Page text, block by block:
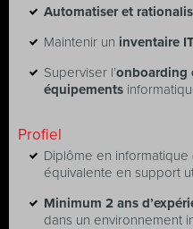
Automatiser et
Maintenir un inventaire
Superviser l’onboarding
équipements
Profiel
Diplôme en
équivalente en support
Minimum 2 ans
dans un environnement